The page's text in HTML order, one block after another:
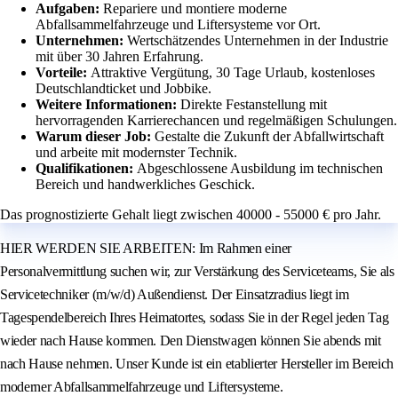
Aufgaben: Repariere und montiere moderne
Abfallsammelfahrzeuge und Liftersysteme vor Ort.
Unternehmen: Wertschätzendes Unternehmen in der Industrie
mit über 30 Jahren Erfahrung.
Vorteile: Attraktive Vergütung, 30 Tage Urlaub, kostenloses
Deutschlandticket und Jobbike.
Weitere Informationen: Direkte Festanstellung mit
hervorragenden Karrierechancen und regelmäßigen Schulungen.
Warum dieser Job: Gestalte die Zukunft der Abfallwirtschaft
und arbeite mit modernster Technik.
Qualifikationen: Abgeschlossene Ausbildung im technischen
Bereich und handwerkliches Geschick.
Das prognostizierte Gehalt liegt zwischen 40000 - 55000 € pro Jahr.
HIER WERDEN SIE ARBEITEN: Im Rahmen einer
Personalvermittlung suchen wir, zur Verstärkung des Serviceteams, Sie als
Servicetechniker (m/w/d) Außendienst. Der Einsatzradius liegt im
Tagespendelbereich Ihres Heimatortes, sodass Sie in der Regel jeden Tag
wieder nach Hause kommen. Den Dienstwagen können Sie abends mit
nach Hause nehmen. Unser Kunde ist ein etablierter Hersteller im Bereich
moderner Abfallsammelfahrzeuge und Liftersysteme.